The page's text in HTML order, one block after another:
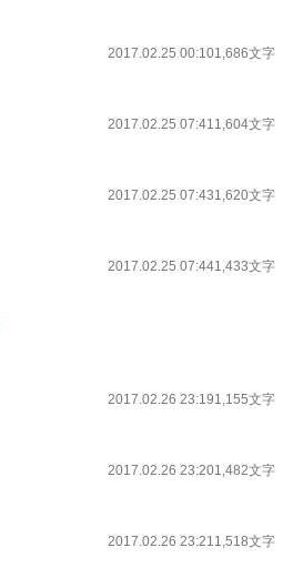
2017.02.25 00:101,686文字
2017.02.25 07:411,604文字
2017.02.25 07:431,620文字
2017.02.25 07:441,433文字
2017.02.26 23:191,155文字
2017.02.26 23:201,482文字
2017.02.26 23:211,518文字